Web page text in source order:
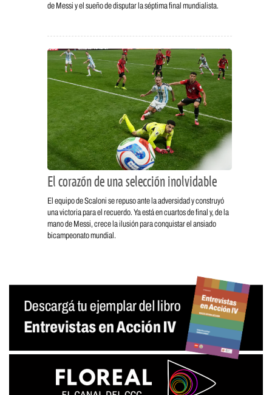
de Messi y el sueño de disputar la séptima final mundialista.
El corazón de una selección inolvidable
El equipo de Scaloni se repuso ante la adversidad y construyó
una victoria para el recuerdo. Ya está en cuartos de final y, de la
mano de Messi, crece la ilusión para conquistar el ansiado
bicampeonato mundial.